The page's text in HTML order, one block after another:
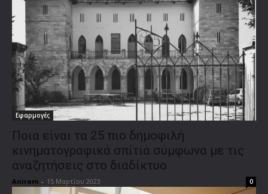
Εφαρμογές
Ποια είναι τα 25 πιο δημοφιλή
κινηματογραφικά σπίτια σύμφωνα με τις
αναζητήσεις στο διαδίκτυο
Aniram - 15 Μαρτίου 2023 0